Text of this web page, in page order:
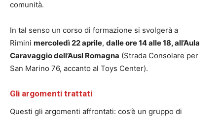
comunità.
In tal senso un corso di formazione si svolgerà a
Rimini mercoledì 22 aprile, dalle ore 14 alle 18, all’Aula
Caravaggio dell’Ausl Romagna (Strada Consolare per
San Marino 76, accanto al Toys Center).
Gli argomenti trattati
Questi gli argomenti affrontati: cos’è un gruppo di